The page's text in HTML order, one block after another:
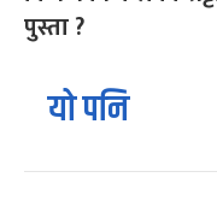
पुस्ता ?
यो पनि